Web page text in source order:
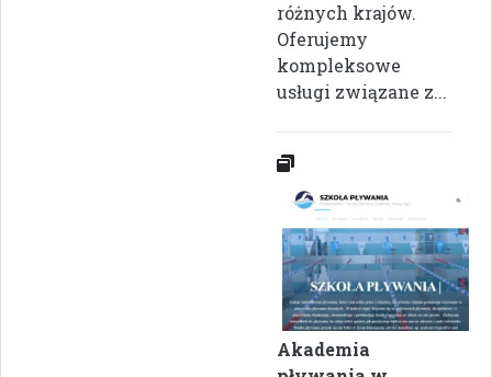
różnych krajów.
Oferujemy
kompleksowe
usługi związane z...
Akademia